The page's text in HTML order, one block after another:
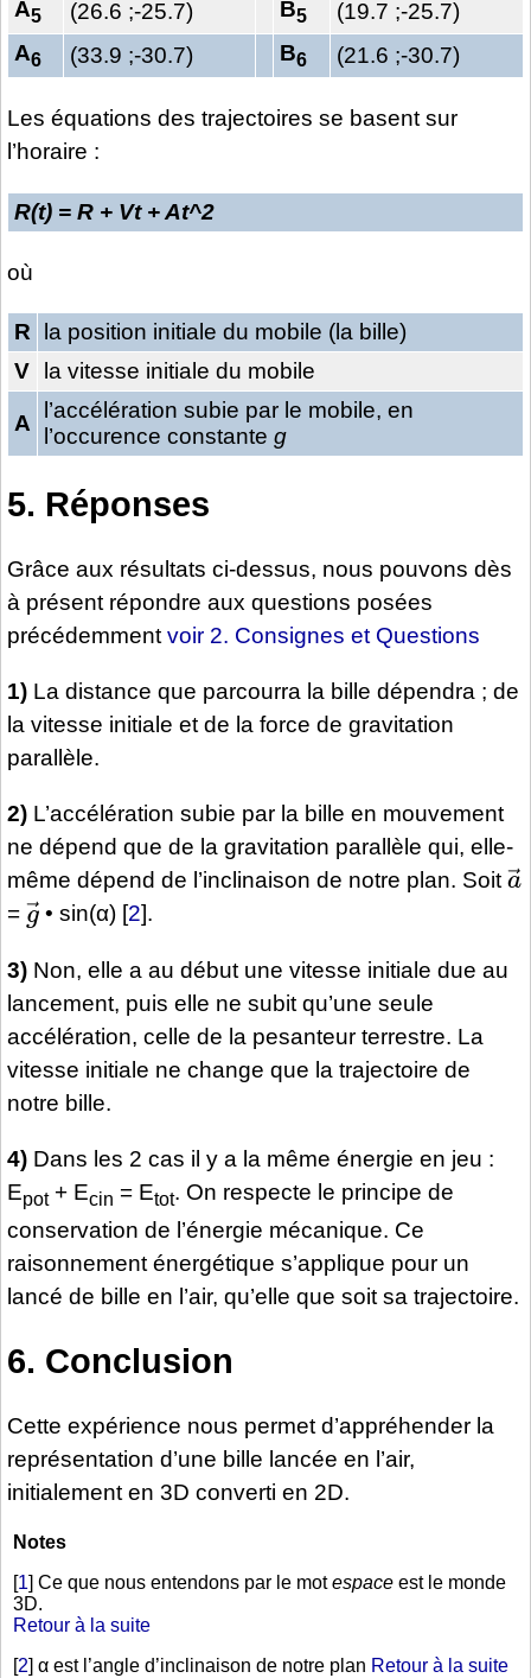
A5 (26.6 ;-25.7) B5
(19.7 ;-25.7)
A6 (33.9 ;-30.7) B6 (21.6 ;-30.7)
Les équations des trajectoires se basent sur
l’horaire :
R(t) = R + Vt + At^2
où
R
la position initiale du mobile (la bille)
V
la vitesse initiale du mobile
A
l’accélération subie par le mobile, en
l’occurence constante g
5. Réponses
Grâce aux résultats ci-dessus, nous pouvons dès
à présent répondre aux questions posées
précédemment voir 2. Consignes et Questions
1) La distance que parcourra la bille dépendra ; de
la vitesse initiale et de la force de gravitation
parallèle.
2) L’accélération subie par la bille en mouvement
ne dépend que de la gravitation parallèle qui, elle-
même dépend de l’inclinaison de notre plan. Soit
a
=
g→
• sin(α)[2].
3) Non, elle a au début une vitesse initiale due au
lancement, puis elle ne subit qu’une seule
accélération, celle de la pesanteur terrestre. La
vitesse initiale ne change que la trajectoire de
notre bille.
4) Dans les 2 cas il y a la même énergie en jeu :
Epot+ Ecin = Etot. On respecte le principe de
conservation de l’énergie mécanique. Ce
raisonnement énergétique s’applique pour un
lancé de bille en l’air, qu’elle que soit sa trajectoire.
6. Conclusion
Cette expérience nous permet d’appréhender la
représentation d’une bille lancée en l’air,
initialement en 3D converti en 2D.
Notes
[1] Ce que nous entendons par le motespace est le monde
3D.
Retour à la suite
[2] α est l’angle d’inclinaison de notre plan Retour à la suite